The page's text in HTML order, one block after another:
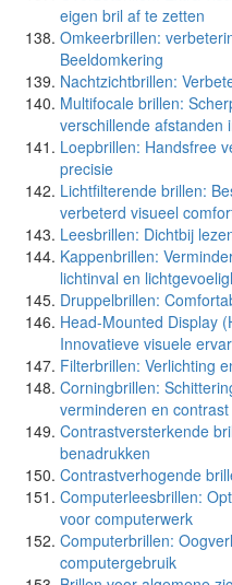
eigen bril af te zetten
Omkeerbrillen:
Beeldomkering
Nachtzichtbrillen:
Multifocale brillen:
verschillende afstanden
Loepbrillen: Handsfree
precisie
Lichtfilterende brillen:
verbeterd visueel
Leesbrillen: Dichtbij
Kappenbrillen:
lichtinval en
Druppelbrillen:
Head-Mounted Display
Innovatieve visuele
Filterbrillen: Verlichting
Corningbrillen:
verminderen en
Contrastversterkende
benadrukken
Contrastverhogende
Computerleesbrillen:
voor computerwerk
Computerbrillen:
computergebruik